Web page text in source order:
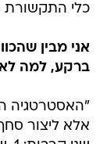
כלי התקשורת
אני מבין
ברקע, למה לא
"האסטרטגיה
אלא ליצור